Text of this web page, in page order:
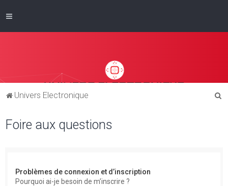
Univers Electronique
Foire aux questions
Problèmes de connexion et d’inscription
Pourquoi ai-je besoin de m’inscrire ?